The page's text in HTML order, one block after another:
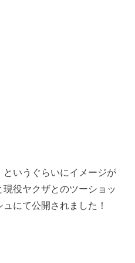
いうぐらいにイメージが
役ヤクザとのツーショッ
にて公開されました！